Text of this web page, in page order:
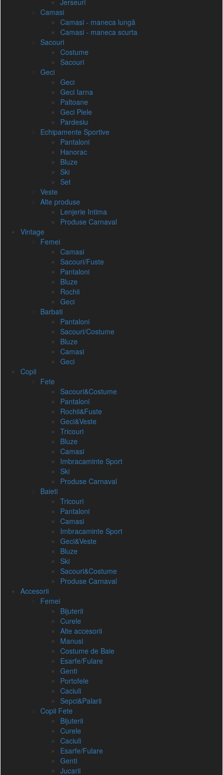
Jerseuri
Camasi
Camasi - maneca lungă
Camasi - maneca scurta
Sacouri
Costume
Sacouri
Geci
Geci
Geci Iarna
Paltoane
Geci Piele
Pardesiu
Echipamente Sportive
Pantaloni
Hanorac
Bluze
Ski
Set
Veste
Alte produse
Lenjerie Intima
Produse Carnaval
Vintage
Femei
Camasi
Sacouri/Fuste
Pantaloni
Bluze
Rochii
Geci
Barbati
Pantaloni
Sacouri/Costume
Bluze
Camasi
Geci
Copii
Fete
Sacouri&Costume
Pantaloni
Rochii&Fuste
Geci&Veste
Tricouri
Bluze
Camasi
Imbracaminte Sport
Ski
Produse Carnaval
Baieti
Tricouri
Pantaloni
Camasi
Imbracaminte Sport
Geci&Veste
Bluze
Ski
Sacouri&Costume
Produse Carnaval
Accesorii
Femei
Bijuterii
Curele
Alte accesorii
Manusi
Costume de Baie
Esarfe/Fulare
Genti
Portofele
Caciuli
Sepci&Palarii
Copii Fete
Bijuterii
Curele
Caciuli
Esarfe/Fulare
Genti
Jucarii